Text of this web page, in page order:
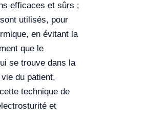
efficaces et sûrs ;
utilisés, pour
en évitant la
que le
se trouve dans la
du patient,
technique de
et